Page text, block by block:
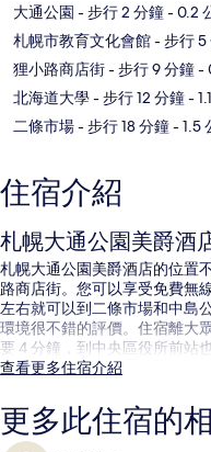
大通公園 - 步行 2 分鐘- 0.2
札幌市教育文化會館- 步行 5
狸小路商店街- 步行 9 分鐘-
北海道大學- 步行 12 分鐘-
二條市場- 步行 18 分鐘- 1.5
住宿介紹
札幌大通公園美爵酒
札幌大通公園美爵酒店的位置
路商店街。您可以享受免費無
左右就可以到二條市場和中島
環境很不錯的評價。住宿離大
要 4 分鐘，到中央區役所前站
查看更多住宿介紹
更多此住宿的